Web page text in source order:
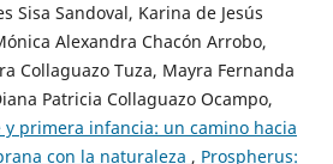
Sisa Sandoval, Karina de Jesús
Alexandra Chacón Arrobo,
Collaguazo Tuza, Mayra Fernanda
Patricia Collaguazo Ocampo,
y primera infancia: un camino hacia
con la naturaleza , Prospherus: